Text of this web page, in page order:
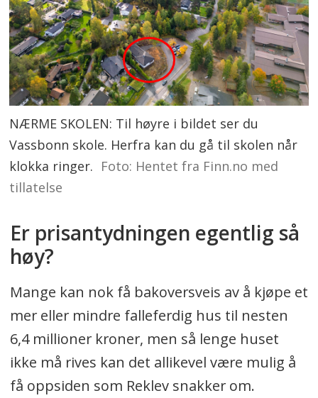
NÆRME SKOLEN: Til høyre i bildet ser du
Vassbonn skole. Herfra kan du gå til skolen når
klokka ringer. Foto: Hentet fra Finn.no med
tillatelse
Er prisantydningen egentlig så
høy?
Mange kan nok få bakoversveis av å kjøpe et
mer eller mindre falleferdig hus til nesten
6,4 millioner kroner, men så lenge huset
ikke må rives kan det allikevel være mulig å
få oppsiden som Reklev snakker om.